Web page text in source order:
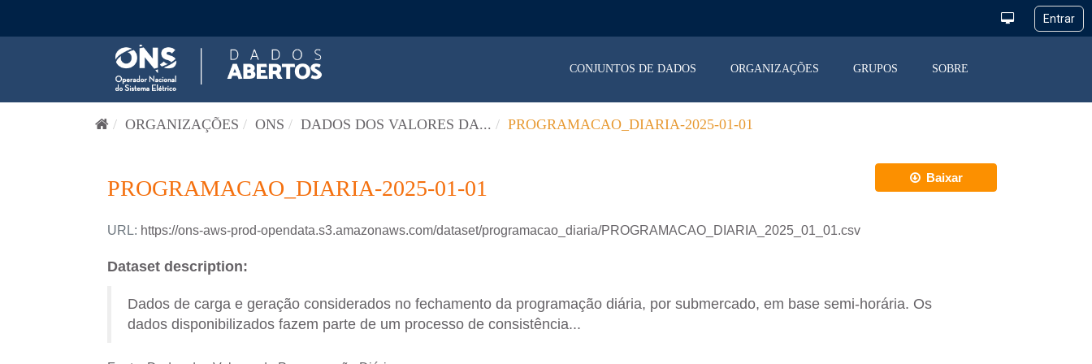
CONJUNTOS DE DADOS ORGANIZAÇÕES GRUPOS SOBRE
ORGANIZAÇÕES ONS DADOS DOS VALORES DA... PROGRAMACAO_DIARIA-2025-01-01
Baixar
PROGRAMACAO_DIARIA-2025-01-01
URL: https://ons-aws-prod-opendata.s3.amazonaws.com/dataset/programacao_diaria/PROGRAMACAO_DIARIA_2025_01_01.csv
Dataset description:
Dados de carga e geração considerados no fechamento da programação diária, por submercado, em base semi-horária. Os
dados disponibilizados fazem parte de um processo de consistência...